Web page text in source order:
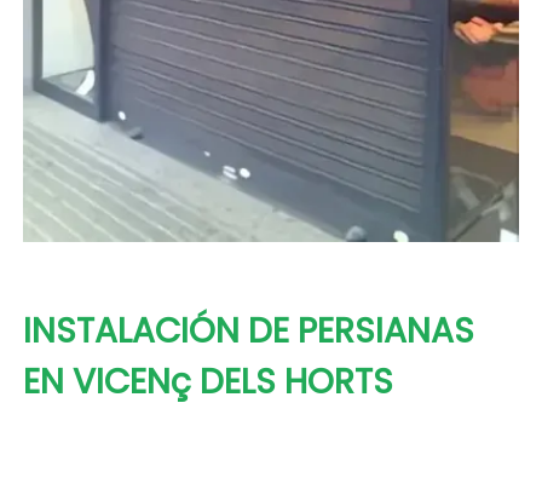
INSTALACIÓN DE PERSIANAS
EN VICENç DELS HORTS